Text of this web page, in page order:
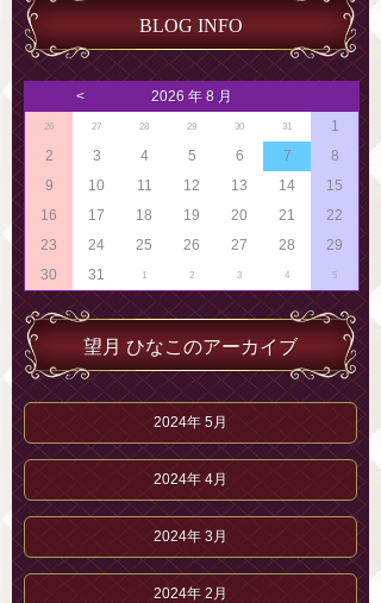
BLOG INFO
< 2026 年 8 月
26 27 28 29 30 31
1
2
3 4 5 6 7
8
9
10 11 12 13 14
15
16
17 18 19 20 21
22
23
24 25 26 27 28
29
30
31 1 2 3 4 5
望月 ひなこのアーカイブ
2024年 5月
2024年 4月
2024年 3月
2024年 2月